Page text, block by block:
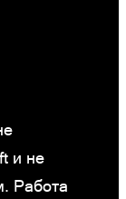
и не
Работа